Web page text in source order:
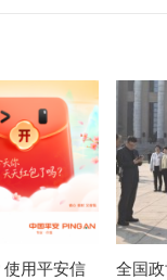
用平安信
全国